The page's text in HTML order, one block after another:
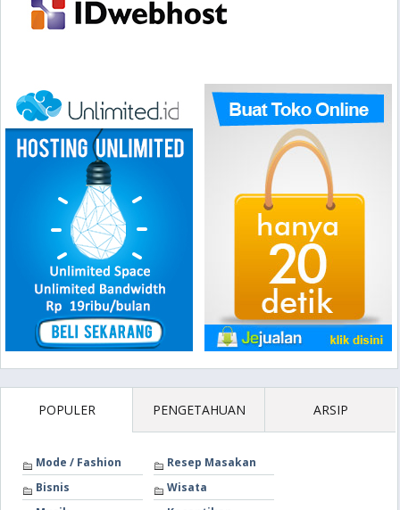
POPULER PENGETAHUAN ARSIP
Mode / Fashion
Resep Masakan
Bisnis
Wisata